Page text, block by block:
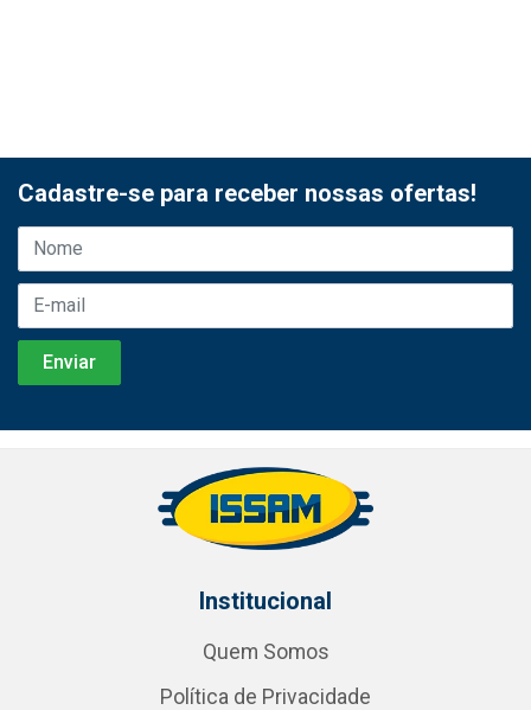
Cadastre-se para receber nossas ofertas!
Institucional
Quem Somos
Política de Privacidade